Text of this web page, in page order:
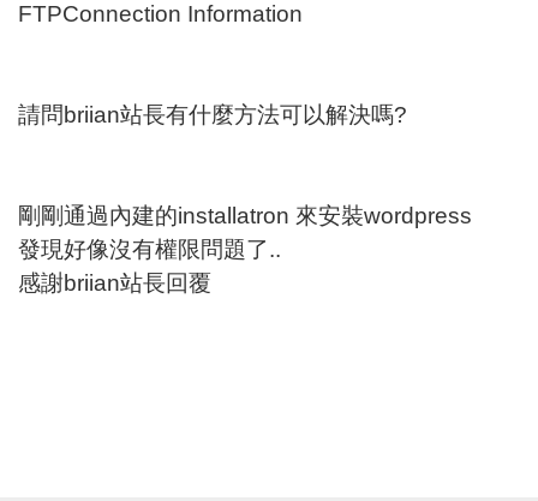
FTPConnection Information
請問briian站長有什麼方法可以解決嗎?
剛剛通過內建的installatron 來安裝wordpress
發現好像沒有權限問題了..
感謝briian站長回覆